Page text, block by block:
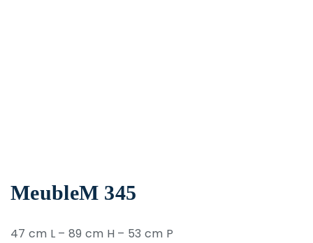
MeubleM 345
47 cm L – 89 cm H – 53 cm P